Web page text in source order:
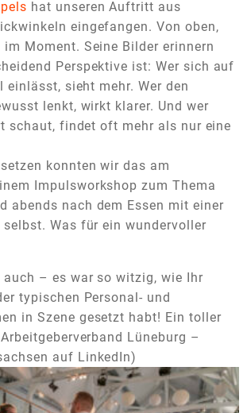
hat unseren Auftritt aus
eingefangen. Von oben,
im Moment. Seine Bilder erinnern
Perspektive ist: Wer sich auf
einlässt, sieht mehr. Wer den
lenkt, wirkt klarer. Und wer
schaut, findet oft mehr als nur eine
konnten wir das am
Impulsworkshop zum Thema
abends nach dem Essen mit einer
selbst. Was für ein wundervoller
auch – es war so witzig, wie Ihr
typischen Personal- und
in Szene gesetzt habt! Ein toller
Lüneburg –
auf LinkedIn)